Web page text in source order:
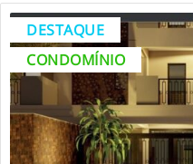
DESTAQUE
CONDOMÍNIO